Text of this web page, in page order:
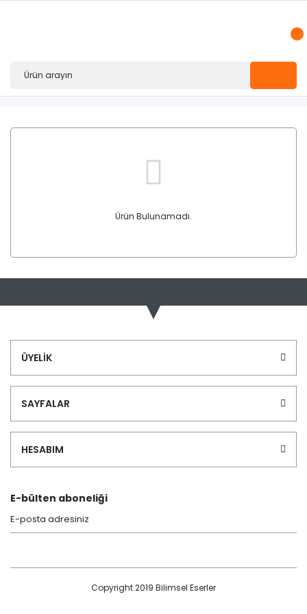
Ürün Bulunamadı.
ÜYELİK
SAYFALAR
HESABIM
E-bülten aboneliği
Copyright 2019 Bilimsel Eserler